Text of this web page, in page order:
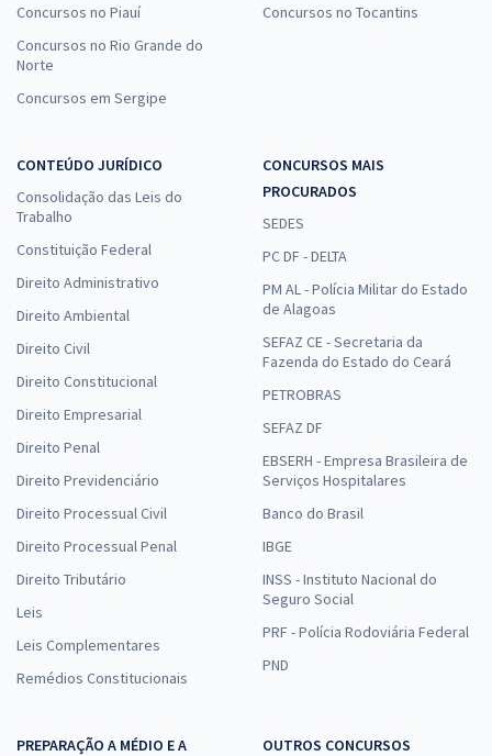
Concursos no Piauí
Concursos no Rio Grande do
Norte
Concursos em Sergipe
Concursos no Tocantins
CONTEÚDO JURÍDICO
Consolidação das Leis do
Trabalho
Constituição Federal
Direito Administrativo
Direito Ambiental
Direito Civil
Direito Constitucional
Direito Empresarial
Direito Penal
Direito Previdenciário
Direito Processual Civil
Direito Processual Penal
Direito Tributário
Leis
Leis Complementares
Remédios Constitucionais
CONCURSOS MAIS
PROCURADOS
SEDES
PC DF - DELTA
PM AL - Polícia Militar do Estado
de Alagoas
SEFAZ CE - Secretaria da
Fazenda do Estado do Ceará
PETROBRAS
SEFAZ DF
EBSERH - Empresa Brasileira de
Serviços Hospitalares
Banco do Brasil
IBGE
INSS - Instituto Nacional do
Seguro Social
PRF - Polícia Rodoviária Federal
PND
PREPARAÇÃO A MÉDIO E A
OUTROS CONCURSOS